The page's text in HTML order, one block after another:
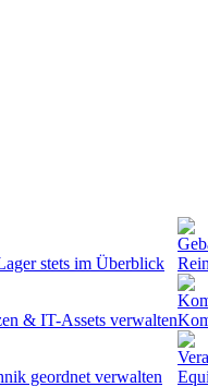
stets im Überblick
& IT-Assets verwalten
geordnet verwalten